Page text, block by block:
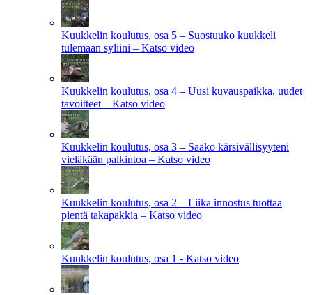
Kuukkelin koulutus, osa 5 – Suostuuko kuukkeli
tulemaan syliini – Katso video
Kuukkelin koulutus, osa 4 – Uusi kuvauspaikka, uudet
tavoitteet – Katso video
Kuukkelin koulutus, osa 3 – Saako kärsivällisyyteni
vieläkään palkintoa – Katso video
Kuukkelin koulutus, osa 2 – Liika innostus tuottaa
pientä takapakkia – Katso video
Kuukkelin koulutus, osa 1 - Katso video